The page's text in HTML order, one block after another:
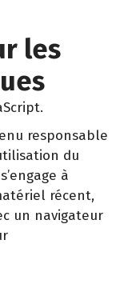
les
responsable
du
à
récent,
un navigateur